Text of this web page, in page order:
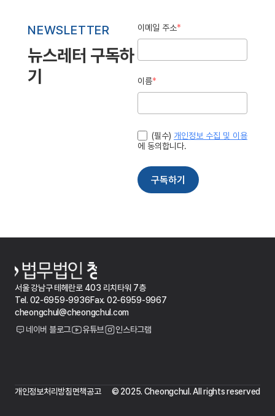
서울 강남구 테헤란로 403 리치타워 7층
Tel. 02-6959-9936Fax. 02-6959-9967
cheongchul@cheongchul.com
네이버 블로그
유튜브 인스타그램
개인정보처리방침면책공고 © 2025. Cheongchul. All rights reserved